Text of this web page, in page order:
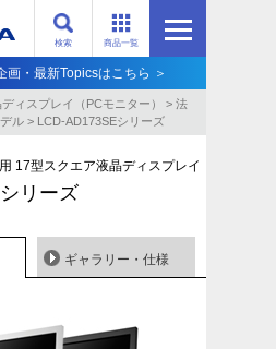
商品一覧
検索
画・最新Topicsはこちら ＞
ィスプレイ（PCモニター） > 法
ル > LCD-AD173SEシリーズ
17型スクエア液晶ディスプレイ
リーズ
ギャラリー・仕様